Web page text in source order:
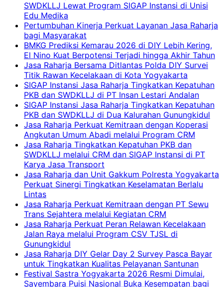
SWDKLLJ Lewat Program SIGAP Instansi di Unisi
Edu Medika
Pertumbuhan Kinerja Perkuat Layanan Jasa Raharja
bagi Masyarakat
BMKG Prediksi Kemarau 2026 di DIY Lebih Kering,
El Nino Kuat Berpotensi Terjadi hingga Akhir Tahun
Jasa Raharja Bersama Ditlantas Polda DIY Survei
Titik Rawan Kecelakaan di Kota Yogyakarta
SIGAP Instansi Jasa Raharja Tingkatkan Kepatuhan
PKB dan SWDKLLJ di PT Insan Lestari Andalan
SIGAP Instansi Jasa Raharja Tingkatkan Kepatuhan
PKB dan SWDKLLJ di Dua Kalurahan Gunungkidul
Jasa Raharja Perkuat Kemitraan dengan Koperasi
Angkutan Umum Abadi melalui Program CRM
Jasa Raharja Tingkatkan Kepatuhan PKB dan
SWDKLLJ melalui CRM dan SIGAP Instansi di PT
Karya Jasa Transport
Jasa Raharja dan Unit Gakkum Polresta Yogyakarta
Perkuat Sinergi Tingkatkan Keselamatan Berlalu
Lintas
Jasa Raharja Perkuat Kemitraan dengan PT Sewu
Trans Sejahtera melalui Kegiatan CRM
Jasa Raharja Perkuat Peran Relawan Kecelakaan
Jalan Raya melalui Program CSV TJSL di
Gunungkidul
Jasa Raharja DIY Gelar Day 2 Survey Pasca Bayar
untuk Tingkatkan Kualitas Pelayanan Santunan
Festival Sastra Yogyakarta 2026 Resmi Dimulai,
Sayembara Puisi Nasional Buka Kesempatan bagi